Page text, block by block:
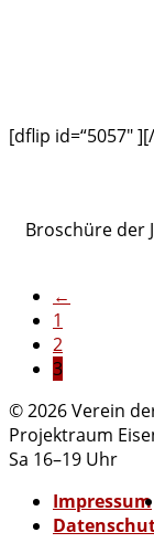
[dflip id=“5057″
Broschüre der
Posts
navigation
←
1
2
3
© 2026 Verein
Projektraum
Sa 16–19 Uhr
Impressum